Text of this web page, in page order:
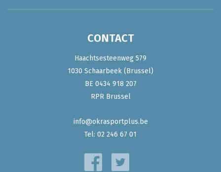
CONTACT
Haachtsesteenweg 579
1030 Schaarbeek (Brussel)
BE 0434 918 207
RPR Brussel
info@okrasportplus.be
Tel: 02 246 67 01